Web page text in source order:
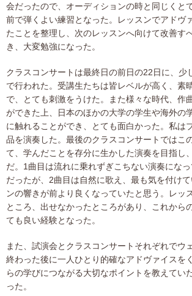
会だったので、オーディションの時と同じくと
前で弾くよい練習となった。レッスンでアドヴ
たことを整理し、次のレッスンへ向けて改善す
き、大変勉強になった。
クラスコンサートは最終日の前日の22日に、少
で行われた。受講生たちは皆レベルが高く、素
で、とても刺激をうけた。また様々な時代、作
ができた上、日本のほかの大学の学生や海外の
に触れることができ、とても面白かった。私は
品を演奏した。最後のクラスコンサートではこ
て、学んだことを存分に生かした演奏を目指し
だ。1曲目は流れに乗れずぎこちない演奏にな
だったが、2曲目は自然に歌え、最も気を付け
ンの響きが前より良くなっていたと思う。レッ
ところ、出せなかったところがあり、これから
ても良い経験となった。
また、試演会とクラスコンサートそれぞれでウ
終わった後に一人ひとり的確なアドヴァイスを
らの学びにつながる大切なポイントを教えてい
った。